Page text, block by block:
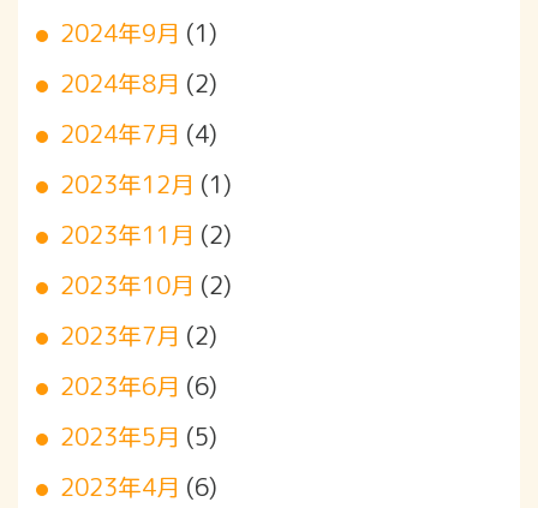
2024年9月 (1)
2024年8月 (2)
2024年7月 (4)
2023年12月 (1)
2023年11月 (2)
2023年10月 (2)
2023年7月 (2)
2023年6月 (6)
2023年5月 (5)
2023年4月 (6)